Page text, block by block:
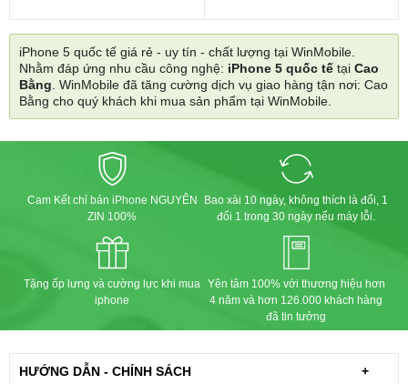
iPhone 5 quốc tế giá rẻ - uy tín - chất lượng tại WinMobile.
Nhằm đáp ứng nhu cầu công nghệ: iPhone 5 quốc tế tại Cao
Bằng. WinMobile đã tăng cường dịch vụ giao hàng tận nơi: Cao
Bằng cho quý khách khi mua sản phẩm tại WinMobile.
Cam Kết chỉ bán iPhone NGUYÊN
ZIN 100%
Bao xài 10 ngày, không thích là đổi, 1
đổi 1 trong 30 ngày nếu máy lỗi.
Tặng ốp lưng và cường lực khi mua
iphone
Yên tâm 100% với thương hiệu hơn
4 năm và hơn 126.000 khách hàng
đã tin tưởng
HƯỚNG DẪN - CHÍNH SÁCH +